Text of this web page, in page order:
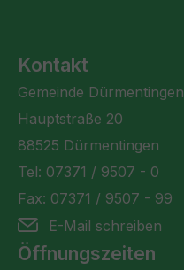
Kontakt
Gemeinde Dürmentingen
Hauptstraße 20
88525 Dürmentingen
Tel: 07371 / 9507 - 0
Fax: 07371 / 9507 - 99
E-Mail schreiben
Öffnungszeiten